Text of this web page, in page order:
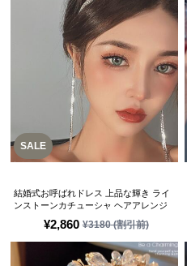
SALE
¥2,860 ¥3180(割引前)
結婚式お呼ばれドレス 上品な輝き ライ
ンストーンカチューシャ ヘアアレンジ